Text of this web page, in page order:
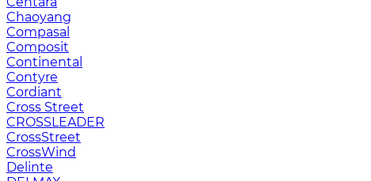
Chaoyang
Compasal
Composit
Continental
Contyre
Cordiant
Cross Street
CROSSLEADER
CrossStreet
CrossWind
Delinte